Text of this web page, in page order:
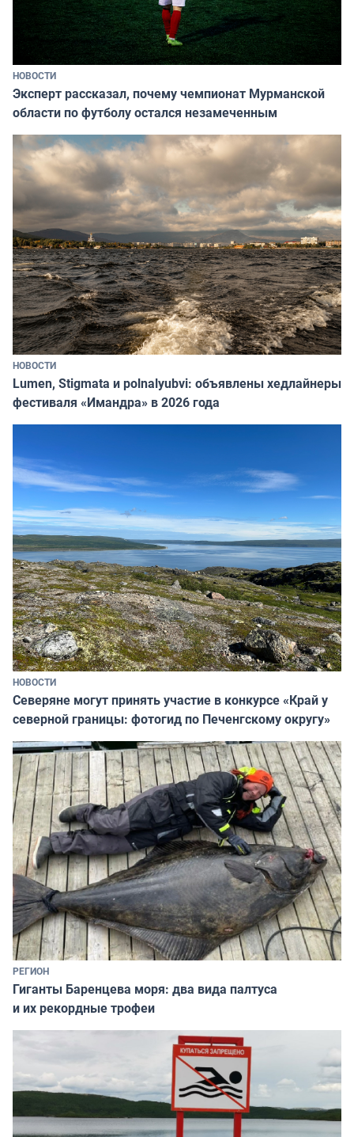
НОВОСТИ
Эксперт рассказал, почему чемпионат Мурманской
области по футболу остался незамеченным
НОВОСТИ
Lumen, Stigmata и polnalyubvi: объявлены хедлайнеры
фестиваля «Имандра» в 2026 года
НОВОСТИ
Северяне могут принять участие в конкурсе «Край у
северной границы: фотогид по Печенгскому округу»
РЕГИОН
Гиганты Баренцева моря: два вида палтуса
и их рекордные трофеи